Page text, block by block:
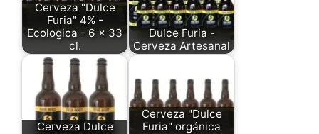
Cerveza "Dulce
Furia" 4% -
Ecologica - 6 x 33
cl.
Dulce Furia -
Cerveza Artesanal
Cerveza Dulce
Cerveza "Dulce
Furia" orgánica